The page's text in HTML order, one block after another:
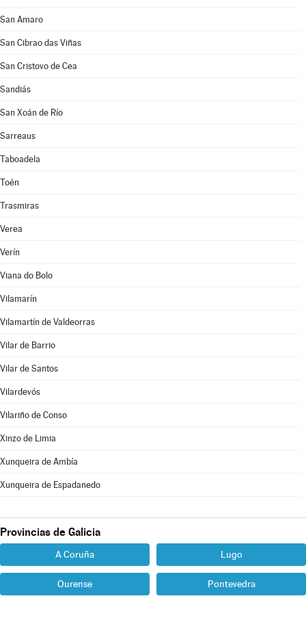
San Amaro
San Cibrao das Viñas
San Cristovo de Cea
Sandiás
San Xoán de Río
Sarreaus
Taboadela
Toén
Trasmiras
Verea
Verín
Viana do Bolo
Vilamarín
Vilamartín de Valdeorras
Vilar de Barrio
Vilar de Santos
Vilardevós
Vilariño de Conso
Xinzo de Limia
Xunqueira de Ambía
Xunqueira de Espadanedo
Provincias de Galicia
A Coruña Lugo
Ourense Pontevedra